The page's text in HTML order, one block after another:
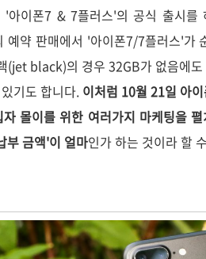
이폰7 & 7플러스'의 공식 출시를
약 판매에서 '아이폰7/7플러스'가
(jet black)의 경우 32GB가 없음에
기도 합니다. 이처럼 10월 21일 아
몰이를 위한 여러가지 마케팅을
부 금액'이 얼마인가 하는 것이라 할